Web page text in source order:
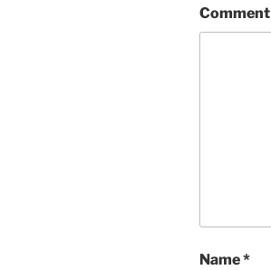
Comment
Name*